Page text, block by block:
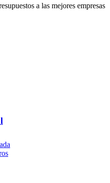
a las mejores empresas